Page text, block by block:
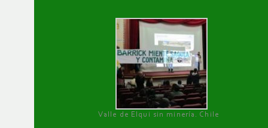
Valle de Elqui sin minería. Chile